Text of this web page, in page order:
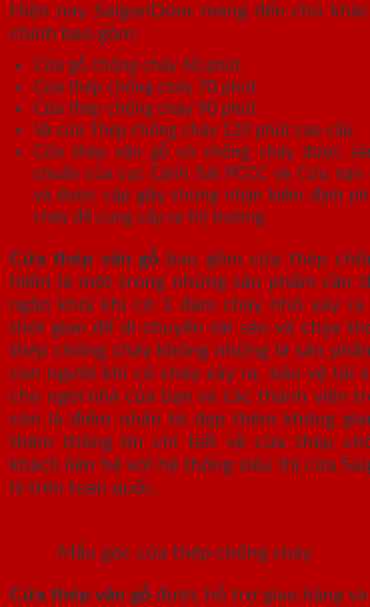
Hiện nay SaigonDoor mang đến cho
chính bao gồm:
Cửa gỗ chống cháy 60 phút.
Cửa thép chống cháy 70 phút
Cửa thép chống cháy 90 phút
Và cửa Thép chống cháy 120 phút cao cấp.
Cửa thép vân gỗ có chống cháy được
chuẩn của cục Cảnh Sát PCCC và Cứu
và được cấp giấy chứng nhận kiểm định
cháy để cung cấp ra thị trường.
Cửa thép vân gỗ bao gồm cửa thép
hiểm là một trong những sản phẩm cần
ngăn khói khi có 1 đám cháy nhỏ xảy
thời gian để di chuyển tài sản và chạy
thép chống cháy không những là sản
con người khi có cháy xảy ra, bảo vệ tài
cho ngôi nhà của bạn và các thành viên
còn là điểm nhấn tô đẹp thêm không
thêm thông tin chi tiết về cửa thép
khách liên hệ với hệ thống siêu thị cửa
lý trên toàn quốc.
Mẫu góc cửa thép chống cháy
Cửa thép vân gỗ được hỗ trợ giao hàng